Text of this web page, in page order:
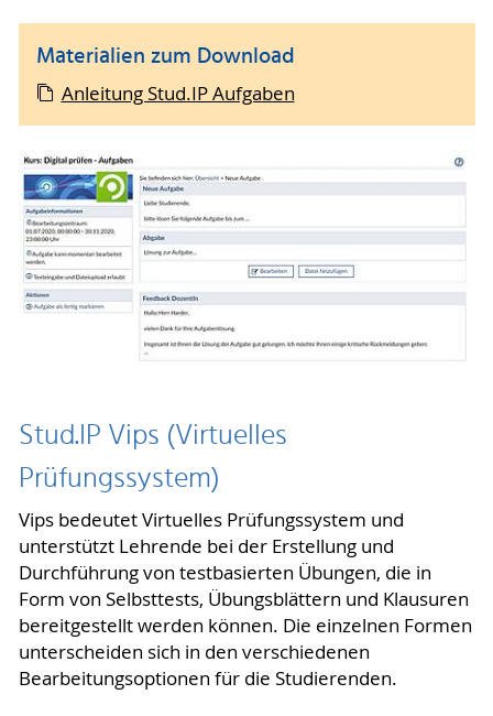
Materialien zum Download
Anleitung Stud.IP Aufgaben
Stud.IP Vips (Virtuelles
Prüfungssystem)
Vips bedeutet Virtuelles Prüfungssystem und
unterstützt Lehrende bei der Erstellung und
Durchführung von testbasierten Übungen, die in
Form von Selbsttests, Übungsblättern und Klausuren
bereitgestellt werden können. Die einzelnen Formen
unterscheiden sich in den verschiedenen
Bearbeitungsoptionen für die Studierenden.